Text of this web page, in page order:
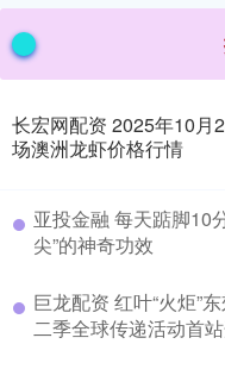
长宏网配资 2025年10月
场澳洲龙虾价格行情
亚投金融 每天踮脚10
尖”的神奇功效
巨龙配资 红叶“火炬”
二季全球传递活动首